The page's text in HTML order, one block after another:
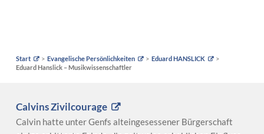
Start Evangelische Persönlichkeiten
Eduard HANSLICK
Eduard Hanslick – Musikwissenschaftler
Calvins Zivilcourage
Calvin hatte unter Genfs alteingesessener Bürgerschaft